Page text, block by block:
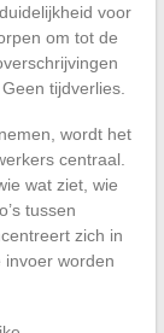
voor
om tot de
tijdverlies.
wordt het
centraal.
wat ziet, wie
tussen
zich in
worden